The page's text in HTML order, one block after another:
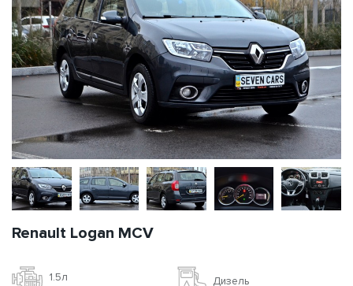
Renault Logan MCV
1.5л Дизель